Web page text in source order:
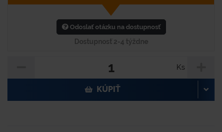
Odoslať otázku na dostupnosť
Dostupnosť 2-4 týždne
Ks
KÚPIŤ